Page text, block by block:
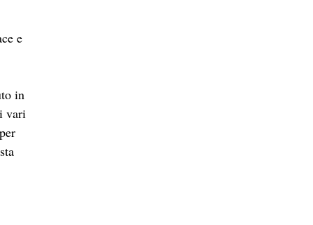
e
in
vari